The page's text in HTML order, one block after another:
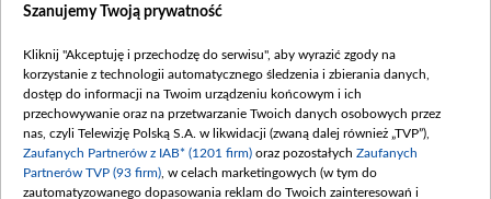
Dostępność
Procedura zgłoszeń wewnętrznych
Szanujemy Twoją prywatność
Kliknij "Akceptuję i przechodzę do serwisu", aby wyrazić zgody na
korzystanie z technologii automatycznego śledzenia i zbierania danych,
dostęp do informacji na Twoim urządzeniu końcowym i ich
przechowywanie oraz na przetwarzanie Twoich danych osobowych przez
nas, czyli Telewizję Polską S.A. w likwidacji (zwaną dalej również „TVP”),
Zaufanych Partnerów z IAB* (1201 firm) oraz pozostałych Zaufanych
Partnerów TVP (93 firm) , w celach marketingowych (w tym do
zautomatyzowanego dopasowania reklam do Twoich zainteresowań i